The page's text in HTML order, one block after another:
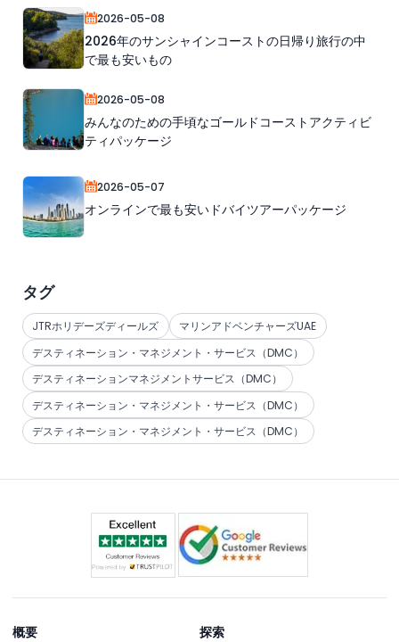
2026-05-08
2026年のサンシャインコーストの日帰り旅行の中
で最も安いもの
2026-05-08
みんなのための手頃なゴールドコーストアクティビ
ティパッケージ
2026-05-07
オンラインで最も安いドバイツアーパッケージ
タグ
JTRホリデーズディールズ
マリンアドベンチャーズUAE
デスティネーション・マネジメント・サービス（DMC）
デスティネーションマネジメントサービス（DMC）
デスティネーション・マネジメント・サービス（DMC）
デスティネーション・マネジメント・サービス（DMC）
概要 探索